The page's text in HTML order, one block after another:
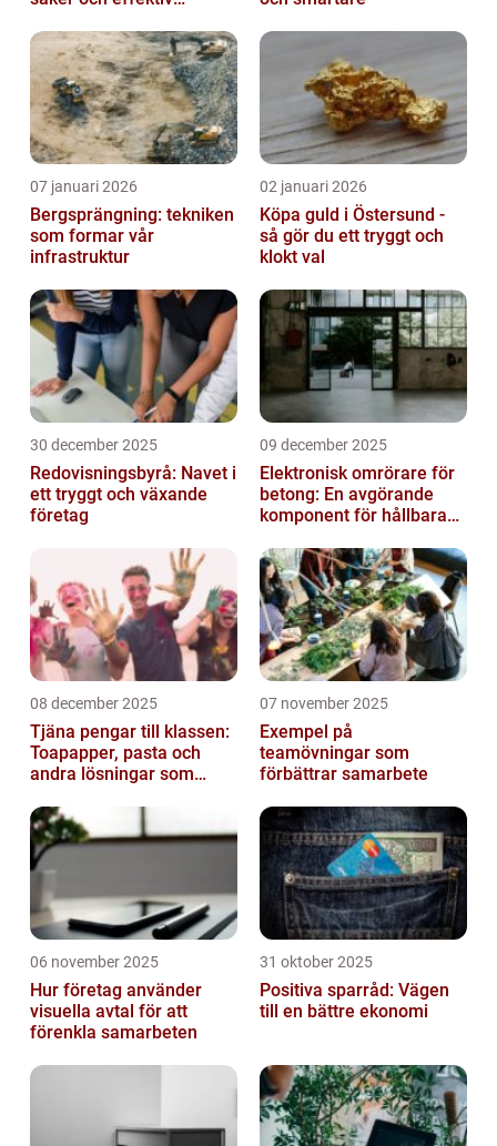
07 januari 2026
Bergsprängning: tekniken
som formar vår
infrastruktur
02 januari 2026
Köpa guld i Östersund -
så gör du ett tryggt och
klokt val
30 december 2025
Redovisningsbyrå: Navet i
ett tryggt och växande
företag
09 december 2025
Elektronisk omrörare för
betong: En avgörande
komponent för hållbara
08 december 2025
Tjäna pengar till klassen:
Toapapper, pasta och
andra lösningar som
07 november 2025
Exempel på
teamövningar som
förbättrar samarbete
06 november 2025
Hur företag använder
visuella avtal för att
förenkla samarbeten
31 oktober 2025
Positiva sparråd: Vägen
till en bättre ekonomi